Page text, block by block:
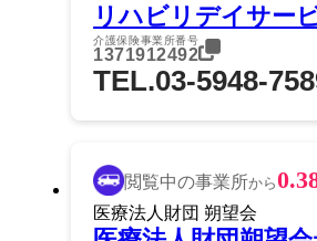
リハビリデイサー
介護保険事業所番号
1371912492
TEL.03-5948-
閲覧中の事業所から
医療法人財団 朔望会